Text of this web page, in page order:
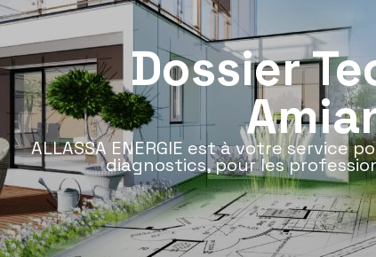
Dossier
ALLASSA ENERGIE est à votre service
diagnostics, pour les